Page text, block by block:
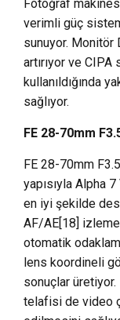
Fotoğraf
verimli güç
sunuyor. Monitör
artırıyor ve
kullanıldığında
sağlıyor.
FE 28-70mm
FE 28-70mm
yapısıyla Alpha
en iyi şekilde
AF/AE[18] izleme
otomatik
lens koordineli
sonuçlar
telafisi de video